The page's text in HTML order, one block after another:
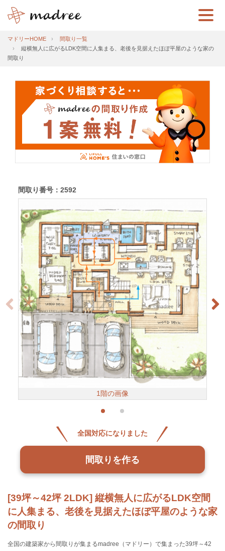
マドリーHOME
間取り一覧
縦横無人に広がるLDK空間に人集まる、老後を見据えたほぼ平屋のような家の
間取り
[39坪～42坪 2LDK] 縦横無人に広がるLDK空間
に人集まる、老後を見据えたほぼ平屋のような家
の間取り
全国の建築家から間取りが集まるmadree（マドリー）で集まった39坪～42
間取り番号：2592
1階の画像
全国対応になりました
間取りを作る